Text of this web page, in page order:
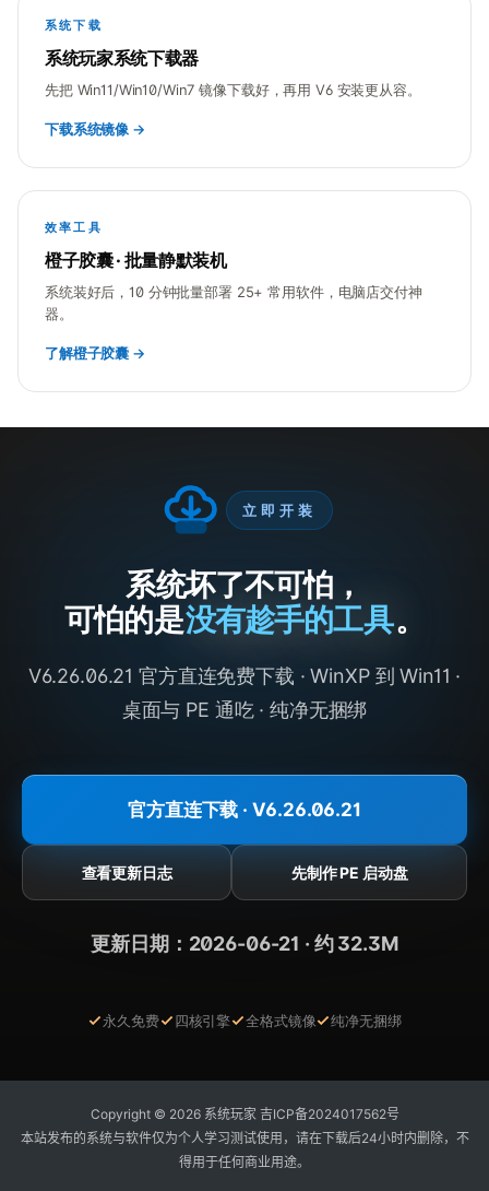
系统下载
系统玩家系统下载器
先把 Win11/Win10/Win7 镜像下载好，再用 V6 安装更从容。
下载系统镜像 →
效率工具
橙子胶囊 · 批量静默装机
系统装好后，10 分钟批量部署 25+ 常用软件，电脑店交付神
器。
了解橙子胶囊 →
立即开装
系统坏了不可怕，
可怕的是没有趁手的工具。
V6.26.06.21 官方直连免费下载 · WinXP 到 Win11 ·
桌面与 PE 通吃 · 纯净无捆绑
官方直连下载 · V6.26.06.21
查看更新日志 先制作 PE 启动盘
更新日期：2026-06-21 · 约 32.3M
永久免费 四核引擎 全格式镜像 纯净无捆绑
Copyright © 2026 系统玩家 吉ICP备2024017562号
本站发布的系统与软件仅为个人学习测试使用，请在下载后24小时内删除，不
得用于任何商业用途。